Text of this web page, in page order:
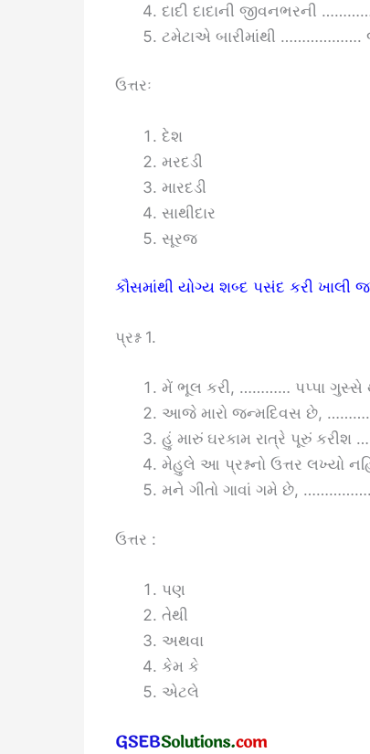
દાદી દાદાની જીવનભરની
ટમેટાએ બારીમાંથી ……………….
ઉત્તરઃ
દેશ
મરદડી
મારદડી
સાથીદાર
સૂરજ
કૌસમાંથી યોગ્ય શબ્દ પસંદ કરી ખાલી
પ્રશ્ન 1.
મેં ભૂલ કરી, ………… પપ્પા ગુસ્સે
આજે મારો જન્મદિવસ છે,
હું મારું ઘરકામ રાત્રે પૂરું
મેહુલે આ પ્રશ્નનો ઉત્તર લખ્યો
મને ગીતો ગાવાં ગમે છે,
ઉત્તર :
પણ
તેથી
અથવા
કેમ કે
એટલે